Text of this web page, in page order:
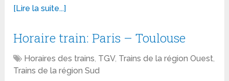
[Lire la suite...]
Horaire train: Paris – Toulouse
Horaires des trains, TGV, Trains de la région Ouest,
Trains de la région Sud